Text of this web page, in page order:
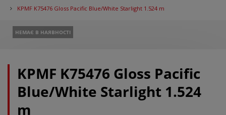
KPMF K75476 Gloss Pacific Blue/White Starlight 1.524 m
НЕМАЄ В НАЯВНОСТІ
KPMF K75476 Gloss Pacific
Blue/White Starlight 1.524
m